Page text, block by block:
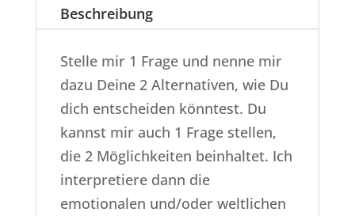
Möglichkeiten
Beschreibung
Stelle mir 1 Frage und nenne mir
dazu Deine 2 Alternativen, wie Du
dich entscheiden könntest. Du
kannst mir auch 1 Frage stellen,
die 2 Möglichkeiten beinhaltet. Ich
interpretiere dann die
emotionalen und/oder weltlichen